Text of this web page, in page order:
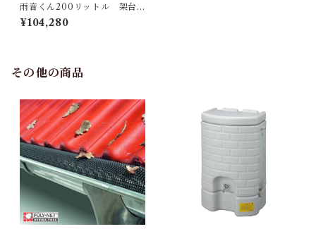
雨音くん200リットル 架台
付
¥104,280
その他の商品